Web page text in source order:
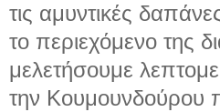
τις αμυντικές
το περιεχόμενο της
μελετήσουμε
την Κουμουνδούρου